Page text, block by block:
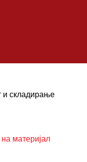
и складирање
материјал